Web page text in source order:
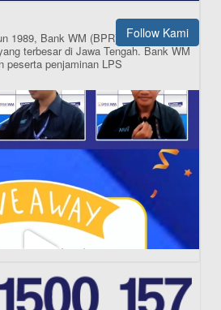
Follow Kami
1989, Bank WM (BPR) merupakan
terbesar di Jawa Tengah.Bank WM
peserta penjaminan LPS